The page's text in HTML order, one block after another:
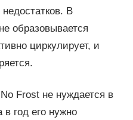
В
образовывается
циркулирует, и
Frost не нуждается в
год его нужно